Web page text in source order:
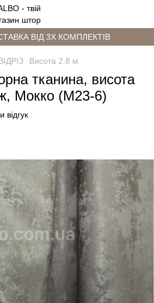
ВІД 3Х КОМПЛЕКТІВ
Висота 2.8 м
тканина, висота
Мокко (M23-6)
відгук